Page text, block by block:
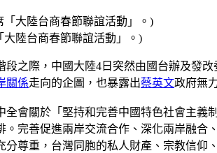
陸台商春節聯誼活動」。)
段之際，中國大陸4日突然由國台辦及發
關係走向的企圖，也暴露出蔡英文政府無
會關於「堅持和完善中國特色社會主
完善促進兩岸交流合作、深化兩岸融
尊重，台灣同胞的私人財產、宗教信仰